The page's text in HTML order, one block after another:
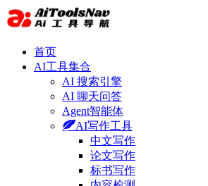
首页
AI工具集合
AI 搜索引擎
AI 聊天问答
Agent智能体
AI写作工具
中文写作
论文写作
标书写作